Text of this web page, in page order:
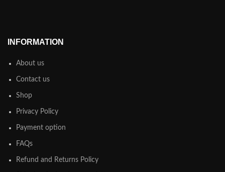
INFORMATION
About us
Contact us
Shop
Privacy Policy
Payment option
FAQs
Refund and Returns Policy